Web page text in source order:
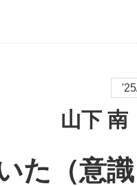
山下 南
た（意